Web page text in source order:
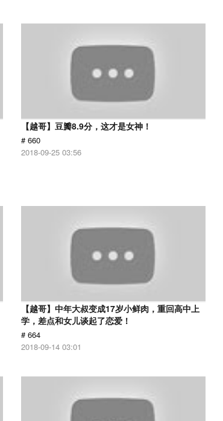
【越哥】豆瓣8.9分，这才是女神！
# 660
2018-09-25 03:56
【越哥】中年大叔变成17岁小鲜肉，重回高中上
学，差点和女儿谈起了恋爱！
# 664
2018-09-14 03:01